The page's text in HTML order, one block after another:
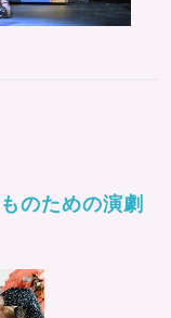
のための演劇